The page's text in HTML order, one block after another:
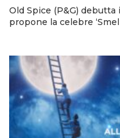
Old Spice (P&G)
propone la celebre